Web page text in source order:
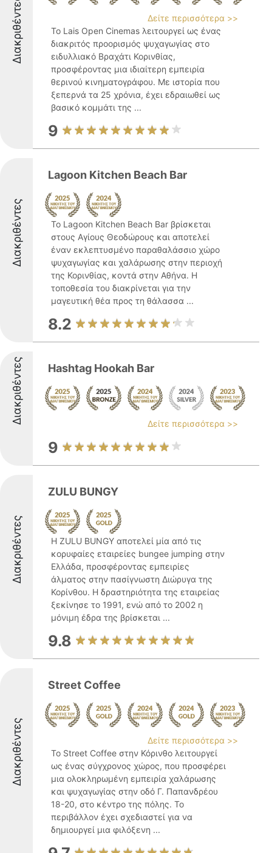
Διακριθέντες
Δείτε περισσότερα >>
Το Lais Open Cinemas λειτουργεί ως ένας
διακριτός προορισμός ψυχαγωγίας στο
ειδυλλιακό Βραχάτι Κορινθίας,
προσφέροντας μια ιδιαίτερη εμπειρία
θερινού κινηματογράφου. Με ιστορία που
ξεπερνά τα 25 χρόνια, έχει εδραιωθεί ως
βασικό κομμάτι της ...
9
Διακριθέντες
Lagoon Kitchen Beach Bar
Το Lagoon Kitchen Beach Bar βρίσκεται
στους Αγίους Θεοδώρους και αποτελεί
έναν εκλεπτυσμένο παραθαλάσσιο χώρο
ψυχαγωγίας και χαλάρωσης στην περιοχή
της Κορινθίας, κοντά στην Αθήνα. Η
τοποθεσία του διακρίνεται για την
μαγευτική θέα προς τη θάλασσα ...
8.2
Διακριθέντες Hashtag Hookah Bar
Δείτε περισσότερα >>
9
Διακριθέντες
ZULU BUNGY
Η ZULU BUNGY αποτελεί μία από τις
κορυφαίες εταιρείες bungee jumping στην
Ελλάδα, προσφέροντας εμπειρίες
άλματος στην πασίγνωστη Διώρυγα της
Κορίνθου. Η δραστηριότητα της εταιρείας
ξεκίνησε το 1991, ενώ από το 2002 η
μόνιμη έδρα της βρίσκεται ...
9.8
Διακριθέντες
Street Coffee
Δείτε περισσότερα >>
Το Street Coffee στην Κόρινθο λειτουργεί
ως ένας σύγχρονος χώρος, που προσφέρει
μια ολοκληρωμένη εμπειρία χαλάρωσης
και ψυχαγωγίας στην οδό Γ. Παπανδρέου
18-20, στο κέντρο της πόλης. Το
περιβάλλον έχει σχεδιαστεί για να
δημιουργεί μια φιλόξενη ...